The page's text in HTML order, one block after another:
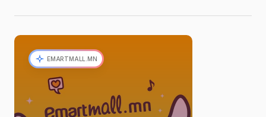
EMARTMALL.MN